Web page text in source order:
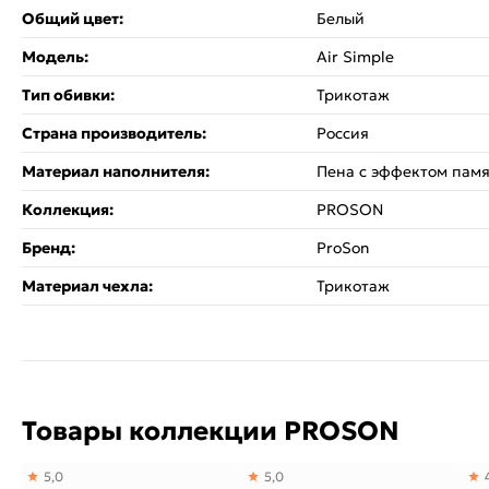
Общий цвет:
Белый
Модель:
Air Simple
Тип обивки:
Трикотаж
Страна производитель:
Россия
Материал наполнителя:
Пена с эффектом
Коллекция:
PROSON
Бренд:
ProSon
Материал чехла:
Трикотаж
Товары коллекции PROSON
5,0 5,0